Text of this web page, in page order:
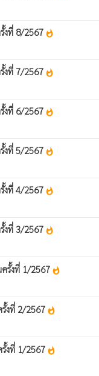
งที่ 8/2567 whatshot
งที่ 7/2567 whatshot
งที่ 6/2567 whatshot
งที่ 5/2567 whatshot
งที่ 4/2567 whatshot
งที่ 3/2567 whatshot
รั้งที่ 1/2567 whatshot
งที่ 2/2567 whatshot
งที่ 1/2567 whatshot